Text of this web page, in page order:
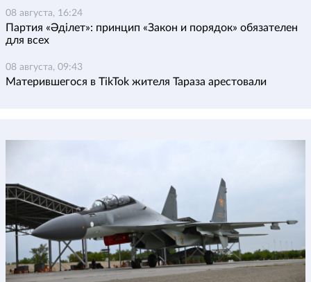
08 августа, 16:24
Партия «Әділет»: принцип «Закон и порядок» обязателен
для всех
08 августа, 09:43
Матерившегося в TikTok жителя Тараза арестовали